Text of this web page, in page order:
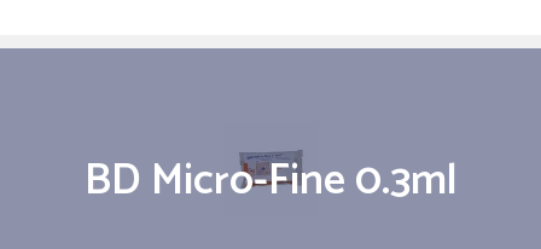
BD Micro-Fine 0.3ml